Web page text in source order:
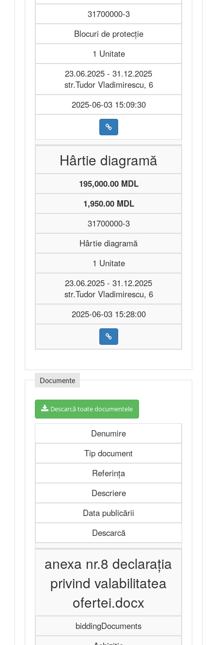
31700000-3
Blocuri de protecție
1 Unitate
23.06.2025 - 31.12.2025
str.Tudor Vladimirescu, 6
2025-06-03 15:09:30
Hârtie diagramă
195,000.00 MDL
1,950.00 MDL
31700000-3
Hârtie diagramă
1 Unitate
23.06.2025 - 31.12.2025
str.Tudor Vladimirescu, 6
2025-06-03 15:28:00
Documente
Descarcă toate documentele
Denumire
Tip document
Referința
Descriere
Data publicării
Descarcă
anexa nr.8 declarația
privind valabilitatea
ofertei.docx
biddingDocuments